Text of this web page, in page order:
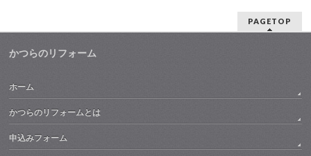
PAGETOP
かつらのリフォーム
ホーム
かつらのリフォームとは
申込みフォーム